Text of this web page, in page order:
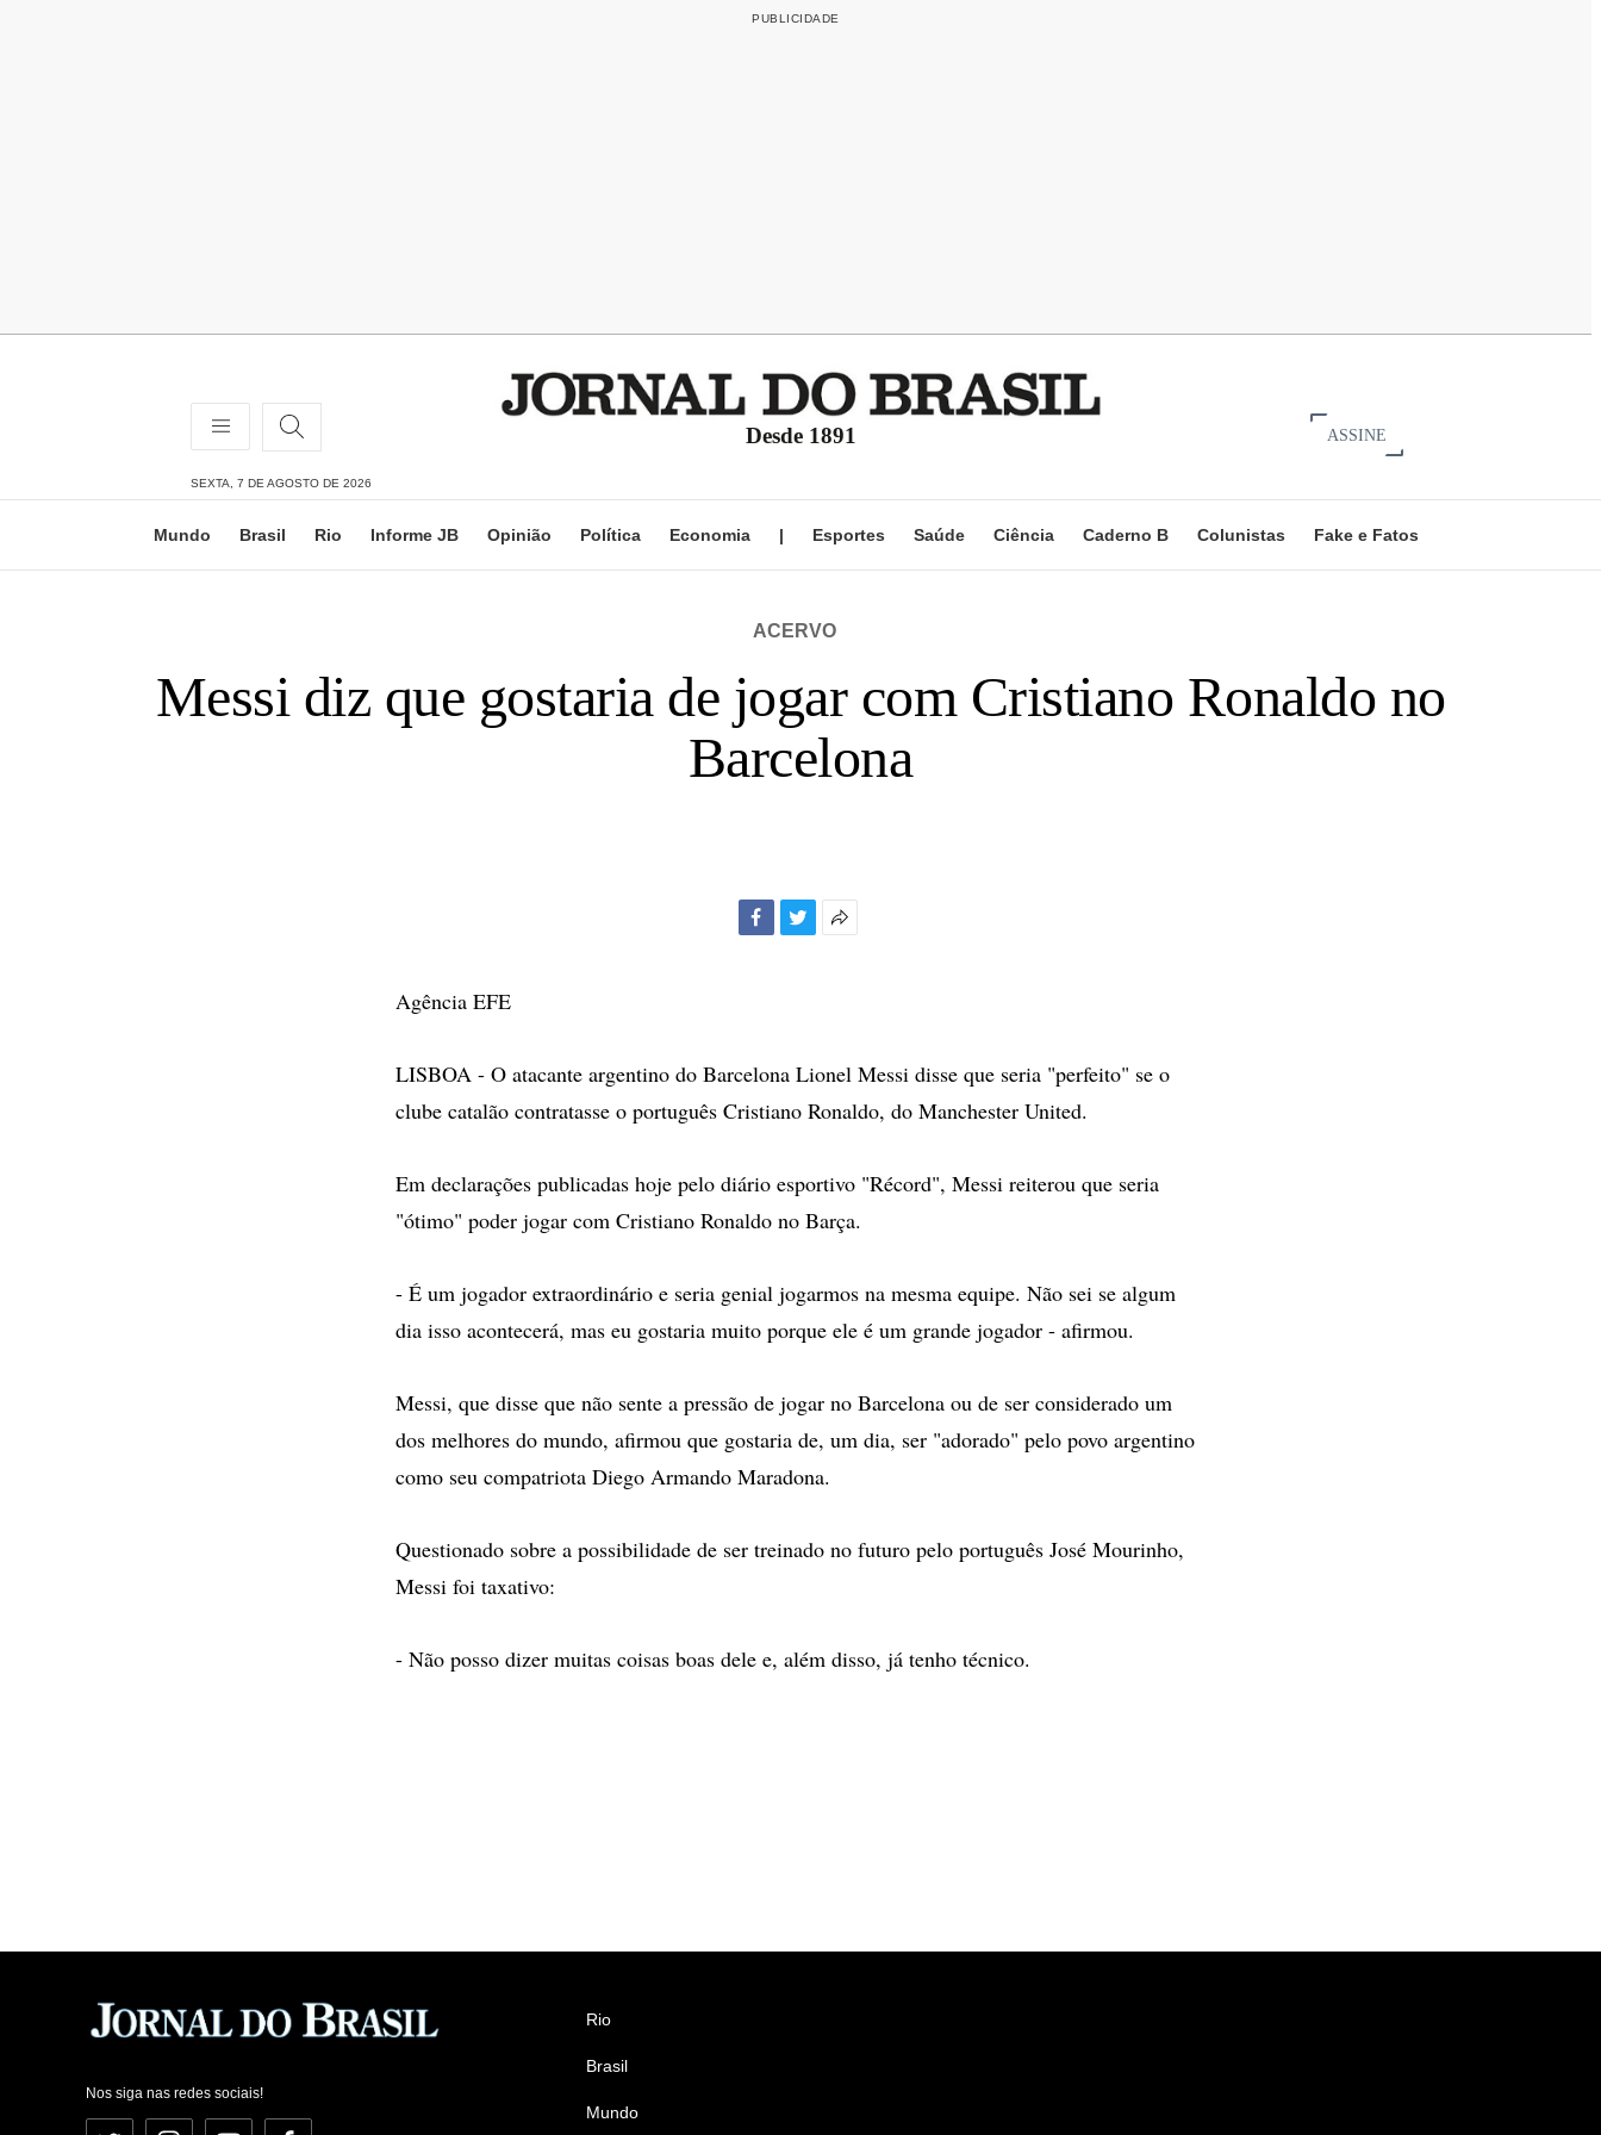
Desde 1891 ASSINE
SEXTA, 7 DE AGOSTO DE 2026
Mundo Brasil Rio Informe JB Opinião Política Economia | Esportes Saúde Ciência Caderno B Colunistas Fake e Fatos
ACERVO
Messi diz que gostaria de jogar com Cristiano Ronaldo no
Barcelona
Agência EFE
LISBOA - O atacante argentino do Barcelona Lionel Messi disse que seria "perfeito" se o
clube catalão contratasse o português Cristiano Ronaldo, do Manchester United.
Em declarações publicadas hoje pelo diário esportivo "Récord", Messi reiterou que seria
"ótimo" poder jogar com Cristiano Ronaldo no Barça.
- É um jogador extraordinário e seria genial jogarmos na mesma equipe. Não sei se algum
dia isso acontecerá, mas eu gostaria muito porque ele é um grande jogador - afirmou.
Messi, que disse que não sente a pressão de jogar no Barcelona ou de ser considerado um
dos melhores do mundo, afirmou que gostaria de, um dia, ser "adorado" pelo povo argentino
como seu compatriota Diego Armando Maradona.
Questionado sobre a possibilidade de ser treinado no futuro pelo português José Mourinho,
Messi foi taxativo:
- Não posso dizer muitas coisas boas dele e, além disso, já tenho técnico.
Nos siga nas redes sociais!
Rio
Brasil
Mundo